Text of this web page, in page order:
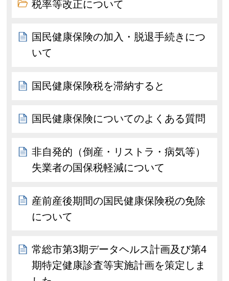
税率等改正について
国民健康保険の加入・脱退手続きにつ
いて
国民健康保険税を滞納すると
国民健康保険についてのよくある質問
非自発的（倒産・リストラ・病気等）
失業者の国保税軽減について
産前産後期間の国民健康保険税の免除
について
常総市第3期データヘルス計画及び第4
期特定健康診査等実施計画を策定しま